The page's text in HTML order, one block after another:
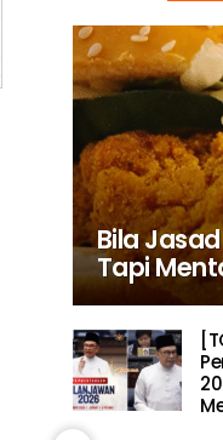
Bila
Tapi